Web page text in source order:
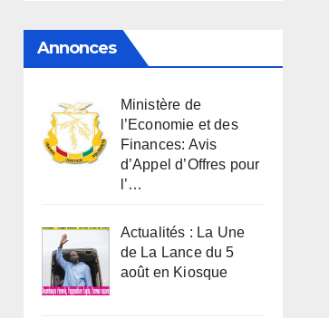
Annonces
Ministère de
l’Economie et des
Finances: Avis
d’Appel d’Offres pour
l’…
Actualités : La Une
de La Lance du 5
août en Kiosque